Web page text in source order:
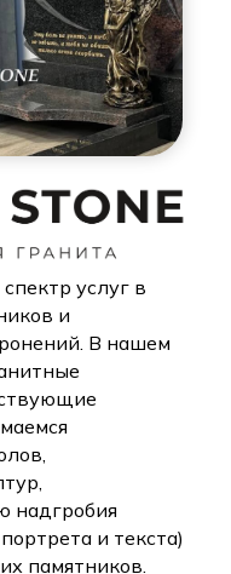
услуг в
и
В нашем
надгробия
и текста)
памятников.